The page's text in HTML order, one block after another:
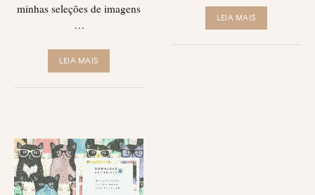
minhas seleções de imagens
…
LEIA MAIS
LEIA MAIS